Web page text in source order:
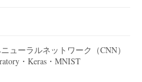
ューラルネットワーク（CNN）
・Keras・MNIST